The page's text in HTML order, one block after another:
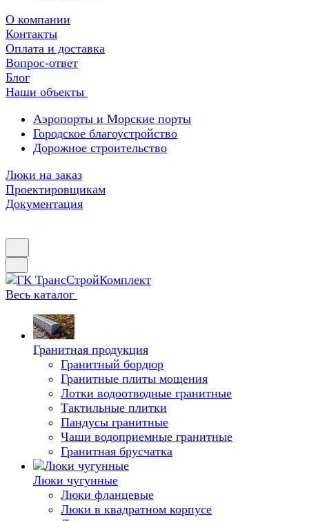
О компании
Контакты
Оплата и доставка
Вопрос-ответ
Блог
Наши объекты
Аэропорты и Морские порты
Городское благоустройство
Дорожное строительство
Люки на заказ
Проектировщикам
Документация
Весь каталог
Гранитная продукция
Гранитный бордюр
Гранитные плиты мощения
Лотки водоотводные гранитные
Тактильные плитки
Пандусы гранитные
Чаши водоприемные гранитные
Гранитная брусчатка
Люки чугунные
Люки фланцевые
Люки в квадратном корпусе